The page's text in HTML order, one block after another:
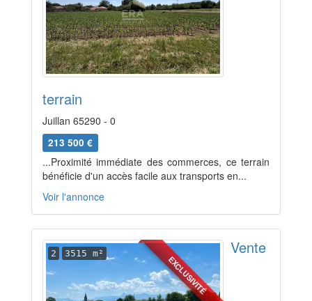
terrain
Juillan 65290 - 0
213 500 €
...Proximité immédiate des commerces, ce terrain
bénéficie d'un accès facile aux transports en...
Voir l'annonce
EXCLUSIVITÉ
2 3515 m² Vente